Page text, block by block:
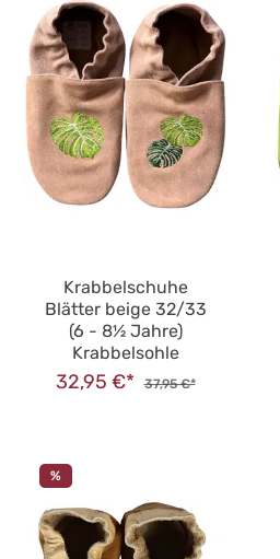
Krabbelschuhe
Blätter beige 32/33
(6 - 8½ Jahre)
Krabbelsohle
32,95 €* 37,95 €*
%